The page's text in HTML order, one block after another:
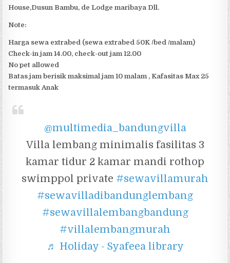
House,Dusun Bambu, de Lodge maribaya Dll.
Note:
Harga sewa extrabed (sewa extrabed 50K /bed /malam)
Check-in jam 14.00, check-out jam 12.00
No pet allowed
Batas jam berisik maksimal jam 10 malam , Kafasitas Max 25
termasuk Anak
@multimedia_bandungvilla
Villa lembang minimalis fasilitas 3
kamar tidur 2 kamar mandi rothop
swimppol private #sewavillamurah
#sewavilladibandunglembang
#sewavillalembangbandung
#villalembangmurah
♬ Holiday - Syafeea library